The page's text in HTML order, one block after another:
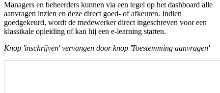
Managers en beheerders kunnen via een tegel op het dashboard alle
aanvragen inzien en deze direct goed- of afkeuren. Indien
goedgekeurd, wordt de medewerker direct ingeschreven voor een
klassikale opleiding of kan hij een e-learning starten.
Knop 'inschrijven' vervangen door knop 'Toestemming aanvragen'